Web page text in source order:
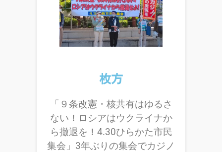
枚方
「９条改憲・核共有はゆるさ
ない！ロシアはウクライナか
ら撤退を！4.30ひらかた市民
集会」3年ぶりの集会でカジノ